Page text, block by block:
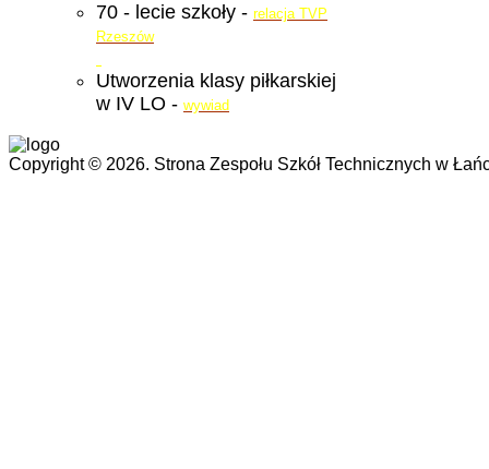
70 - lecie szkoły - relacja TVP
Rzeszów
Utworzenia klasy piłkarskiej
w IV LO - wywiad
Copyright © 2026. Strona Zespołu Szkół Technicznych w